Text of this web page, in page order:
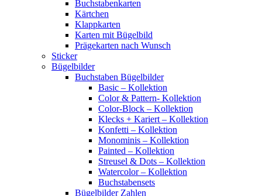
Buchstabenkarten
Kärtchen
Klappkarten
Karten mit Bügelbild
Prägekarten nach Wunsch
Sticker
Bügelbilder
Buchstaben Bügelbilder
Basic – Kollektion
Color & Pattern- Kollektion
Color-Block – Kollektion
Klecks + Kariert – Kollektion
Konfetti – Kollektion
Monominis – Kollektion
Painted – Kollektion
Streusel & Dots – Kollektion
Watercolor – Kollektion
Buchstabensets
Bügelbilder Zahlen